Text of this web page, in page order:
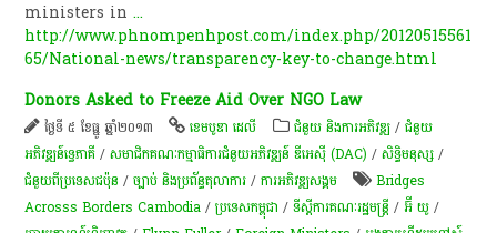
ministers in...
http://www.phnompenhpost.com/index.php/20120515561
65/National-news/transparency-key-to-change.html
Donors Asked to Freeze Aid Over NGO Law
ថ្ងៃទី ៥ ខែធ្នូ ឆ្នាំ២០១៣ ខេមបូឌា ដេលី ជំនួយ និងការអភិវឌ្ឍ /ជំនួយ
អភិវឌ្ឍន៍ទ្វេភាគី /សមាជិកគណៈកម្មាធិការជំនួយអភិវឌ្ឍន៍ ឌីអេស៊ី (DAC) /សិទ្ធិមនុស្ស /
ជំនួយពីប្រទេសជប៉ុន /ច្បាប់ និងប្រព័ន្ធតុលាការ /ការ​អភិវឌ្ឍ​សង្គម
Bridges
Acrosss Borders Cambodia /ប្រទេសកម្ពុជា /ទីស្តីការគណៈរដ្ឋមន្រ្តី /អ៊ី យូ /